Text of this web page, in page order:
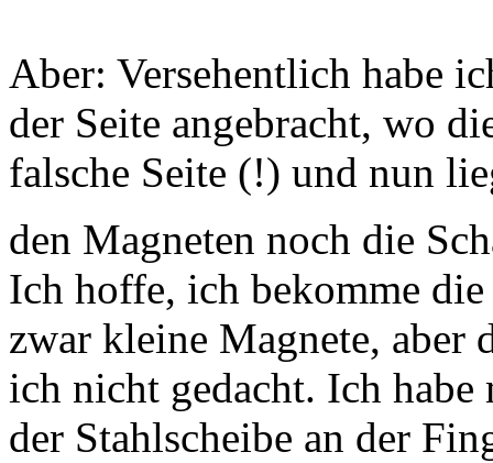
Aber: Versehentlich habe
der Seite angebracht, wo
falsche Seite (!) und nun
den Magneten noch die
Ich hoffe, ich bekomme
zwar kleine Magnete, aber
ich nicht gedacht. Ich
der Stahlscheibe an der